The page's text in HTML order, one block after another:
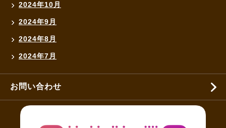
2024年10月
2024年9月
2024年8月
2024年7月
お問い合わせ